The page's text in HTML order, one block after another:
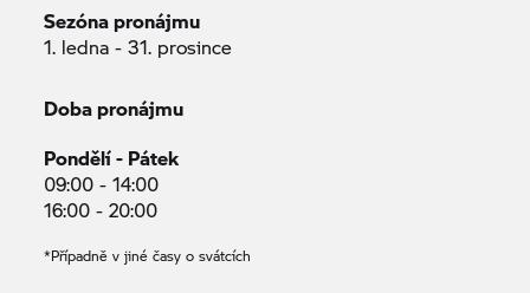
Sezóna pronájmu
1. ledna - 31. prosince
Doba pronájmu
Pondělí - Pátek
09:00 - 14:00
16:00 - 20:00
*Případně v jiné časy o svátcích